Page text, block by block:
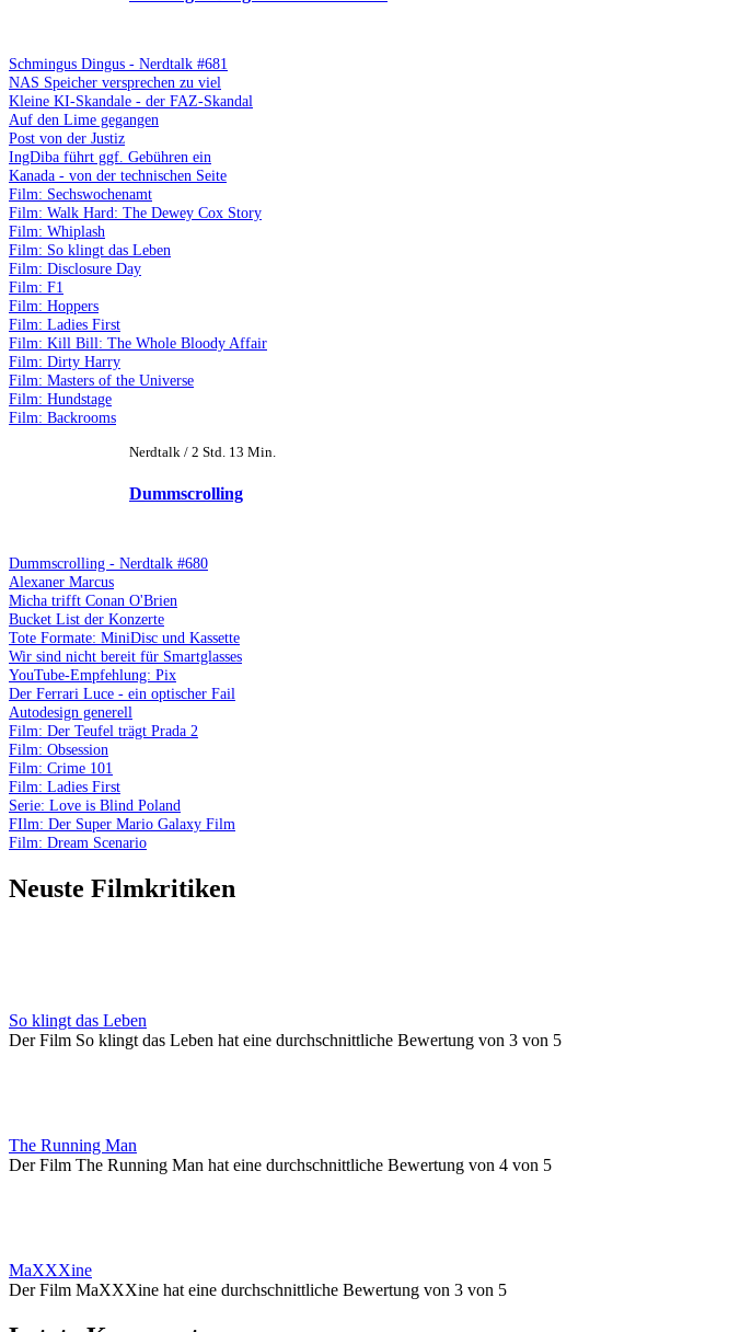
Schmingus Dingus - Nerdtalk #681
NAS Speicher versprechen zu viel
Kleine KI-Skandale - der FAZ-Skandal
Auf den Lime gegangen
Post von der Justiz
IngDiba führt ggf. Gebühren ein
Kanada - von der technischen Seite
Film: Sechswochenamt
Film: Walk Hard: The Dewey Cox Story
Film: Whiplash
Film: So klingt das Leben
Film: Disclosure Day
Film: F1
Film: Hoppers
Film: Ladies First
Film: Kill Bill: The Whole Bloody Affair
Film: Dirty Harry
Film: Masters of the Universe
Film: Hundstage
Film: Backrooms
Nerdtalk / 2 Std. 13 Min.
Dummscrolling
Dummscrolling - Nerdtalk #680
Alexaner Marcus
Micha trifft Conan O'Brien
Bucket List der Konzerte
Tote Formate: MiniDisc und Kassette
Wir sind nicht bereit für Smartglasses
YouTube-Empfehlung: Pix
Der Ferrari Luce - ein optischer Fail
Autodesign generell
Film: Der Teufel trägt Prada 2
Film: Obsession
Film: Crime 101
Film: Ladies First
Serie: Love is Blind Poland
FIlm: Der Super Mario Galaxy Film
Film: Dream Scenario
Neuste Filmkritiken
So klingt das Leben
Der Film So klingt das Leben hat eine durchschnittliche Bewertung von 3 von 5
The Running Man
Der Film The Running Man hat eine durchschnittliche Bewertung von 4 von 5
MaXXXine
Der Film MaXXXine hat eine durchschnittliche Bewertung von 3 von 5